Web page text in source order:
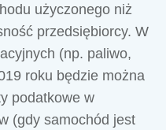
użyczonego niż
przedsiębiorcy. W
(np. paliwo,
roku będzie można
podatkowe w
(gdy samochód jest